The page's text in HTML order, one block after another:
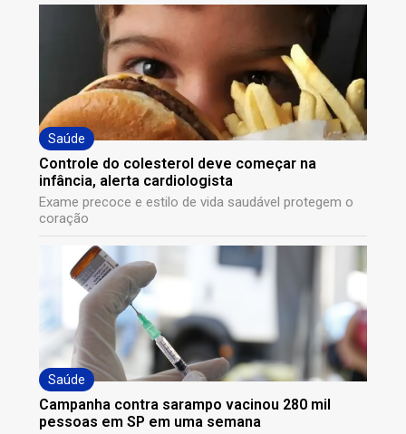
Saúde
Controle do colesterol deve começar na
infância, alerta cardiologista
Exame precoce e estilo de vida saudável protegem o
coração
Saúde
Campanha contra sarampo vacinou 280 mil
pessoas em SP em uma semana